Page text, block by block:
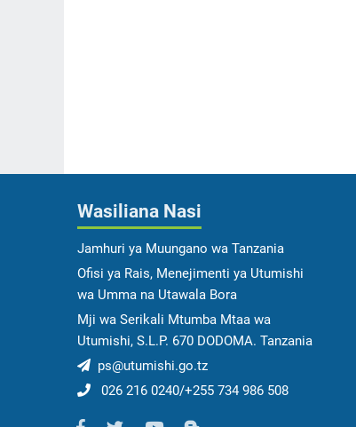
Wasiliana Nasi
Jamhuri ya Muungano wa Tanzania
Ofisi ya Rais, Menejimenti ya Utumishi
wa Umma na Utawala Bora
Mji wa Serikali Mtumba Mtaa wa
Utumishi, S.L.P. 670 DODOMA. Tanzania
ps@utumishi.go.tz
026 216 0240/+255 734 986 508